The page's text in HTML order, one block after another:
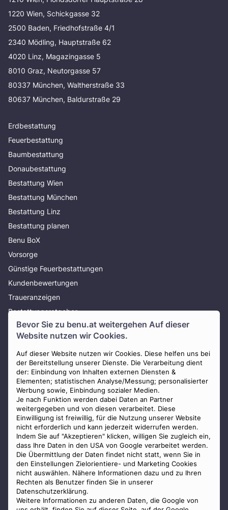
Bevor Sie zu benu.at weitergehen Auf dieser
Website nutzen wir Cookies.
Auf dieser Website nutzen wir Cookies. Diese helfen uns bei
der Bereitstellung unserer Dienste. Die Verarbeitung dient
der: Einbindung von Inhalten externen Diensten &
Elementen; statistischen Analyse/Messung; personalisierter
Werbung sowie, Einbindung sozialer Medien.
Je nach Funktion werden dabei Daten an Partner
weitergegeben und von diesen verarbeitet. Diese
Einwilligung ist freiwillig, für die Nutzung unserer Website
nicht erforderlich und kann jederzeit widerrufen werden.
Indem Sie auf "Akzeptieren" klicken, willigen Sie zugleich ein,
dass Ihre Daten in den USA von Google verarbeitet werden.
Die Übermittlung der Daten findet nicht statt, wenn Sie in
den Einstellungen Zielorientiere- und Marketing Cookies
nicht auswählen. Nähere Informationen dazu und zu Ihren
Rechten als Benutzer finden Sie in unserer
Datenschutzerklärung.
Weitere Informationen zu anderen Daten, die Google von
1220 Wien, Schickgasse 32
2500 Baden, Friedhofstraße 4/1
2340 Mödling, Hauptstraße 62
4020 Linz, Magazingasse 5
8010 Graz, Neutorgasse 57
80337 München, Waltherstraße 33
80637 München, Baldurstraße 29
Erdbestattung
Feuerbestattung
Baumbestattung
Donaubestattung
Bestattung Wien
Bestattung München
Bestattung Linz
Bestattung planen
Benu BoX
Vorsorge
Günstige Feuerbestattungen
Kundenbewertungen
Traueranzeigen
Bestattungsratgeber
Über uns
Presse
AGB
Impressum
Datenschutz
Widerrufsbelehrung
Zahlungsmöglichkeiten
Staatlich geprüfter